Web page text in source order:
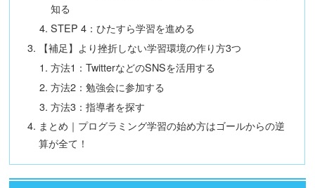
知る
STEP 4：ひたすら学習を進める
【補足】より挫折しない学習環境の作り方3つ
方法1：TwitterなどのSNSを活用する
方法2：勉強会に参加する
方法3：指導者を探す
まとめ｜プログラミング学習の始め方はゴールからの逆
算が全て！